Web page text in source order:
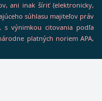
ani inak šíriť (elektronicky,
súhlasu majiteľov práv
s výnimkou citovania podľa
platných noriem APA,